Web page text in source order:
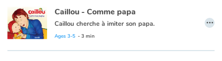
Caillou - Comme papa
Caillou cherche à imiter son papa.
Ages 3-5 - 3 min
…